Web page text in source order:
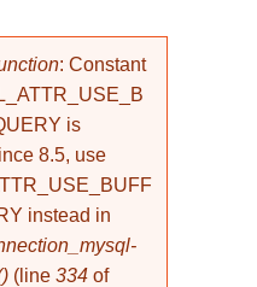
: Constant
is
8.5, use
instead in
(line 334 of